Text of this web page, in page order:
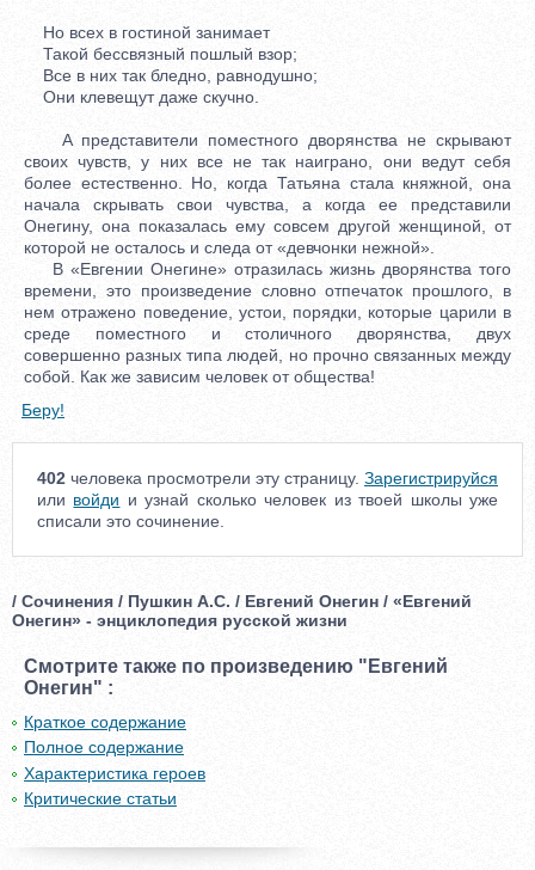
Но всех в гостиной занимает
Такой бессвязный пошлый взор;
Все в них так бледно, равнодушно;
Они клевещут даже скучно.
А представители поместного дворянства не скрывают
своих чувств, у них все не так наиграно, они ведут себя
более естественно. Но, когда Татьяна стала княжной, она
начала скрывать свои чувства, а когда ее представили
Онегину, она показалась ему совсем другой женщиной, от
которой не осталось и следа от «девчонки нежной».
В «Евгении Онегине» отразилась жизнь дворянства того
времени, это произведение словно отпечаток прошлого, в
нем отражено поведение, устои, порядки, которые царили в
среде поместного и столичного дворянства, двух
совершенно разных типа людей, но прочно связанных между
собой. Как же зависим человек от общества!
Беру!
402 человека просмотрели эту страницу. Зарегистрируйся
или войди и узнай сколько человек из твоей школы уже
списали это сочинение.
/ Сочинения / Пушкин А.С. / Евгений Онегин / «Евгений
Онегин» - энциклопедия русской жизни
Смотрите также по произведению "Евгений
Онегин" :
Краткое содержание
Полное содержание
Характеристика героев
Критические статьи